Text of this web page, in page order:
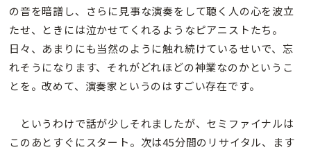
の音を暗譜し、さらに見事な演奏をして聴く人の心を波立
たせ、ときには泣かせてくれるようなピアニストたち。
日々、あまりにも当然のように触れ続けているせいで、忘
れそうになります、それがどれほどの神業なのかというこ
とを。改めて、演奏家というのはすごい存在です。
というわけで話が少しそれましたが、セミファイナルは
このあとすぐにスタート。次は45分間のリサイタル、ます